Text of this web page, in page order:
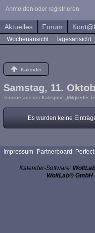
Anmelden oder registrieren
Aktuelles Forum
Wochenansicht Tagesansicht
Kalender
Samstag, 11.
Termine aus der Kategorie „Mitglieder
Es wurden keine
Impressum Partnerboard:
Kalender-Software:
WoltLab® GmbH